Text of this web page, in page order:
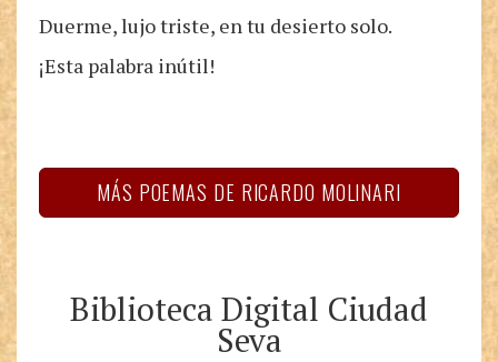
Duerme, lujo triste, en tu desierto solo.
¡Esta palabra inútil!
MÁS POEMAS DE RICARDO MOLINARI
Biblioteca Digital Ciudad
Seva